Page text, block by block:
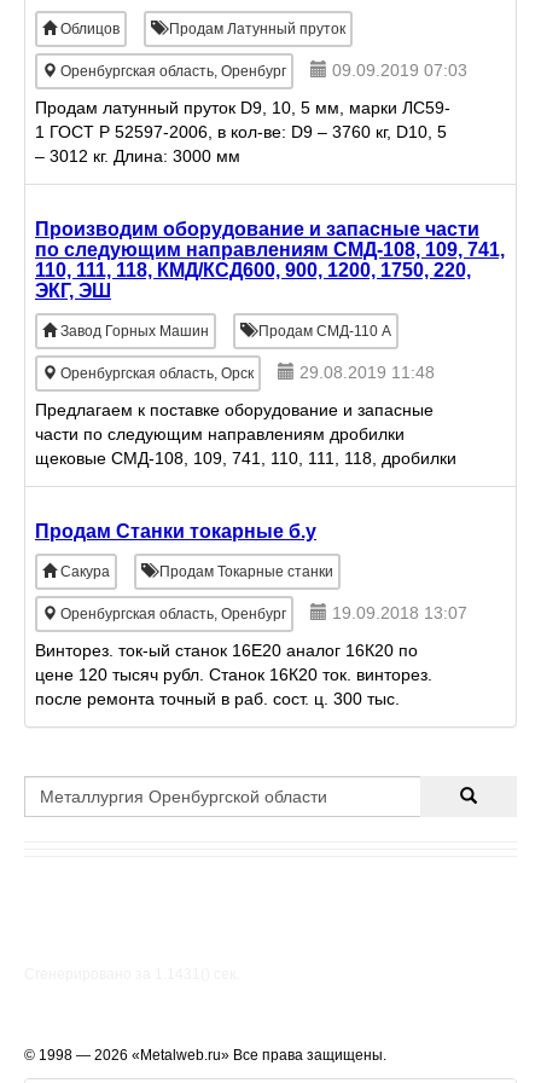
Облицов Продам Латунный пруток
Оренбургская область, Оренбург
09.09.2019 07:03
Продам латунный пруток D9, 10, 5 мм, марки ЛС59-
1 ГОСТ Р 52597-2006, в кол-ве: D9 – 3760 кг, D10, 5
– 3012 кг. Длина: 3000 мм
Производим оборудование и запасные части
по следующим направлениям СМД-108, 109, 741,
110, 111, 118, КМД/КСД600, 900, 1200, 1750, 220,
ЭКГ, ЭШ
Завод Горных Машин Продам СМД-110 А
Оренбургская область, Орск
29.08.2019 11:48
Предлагаем к поставке оборудование и запасные
части по следующим направлениям дробилки
щековые СМД-108, 109, 741, 110, 111, 118, дробилки
конусные КМД/КСД-900, 1200, 1750, карьерные
Продам Станки токарные б.у
Сакура Продам Токарные станки
Оренбургская область, Оренбург
19.09.2018 13:07
Винторез. ток-ый станок 16Е20 аналог 16К20 по
цене 120 тысяч рубл. Станок 16К20 ток. винторез.
после ремонта точный в раб. сост. ц. 300 тыс.
рублей Ток. станок винторезный 165 отлич. сост.
© 1998 — 2026 «Metalweb.ru» Все права защищены.